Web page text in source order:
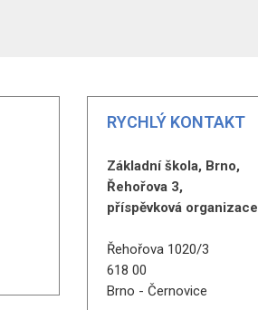
RYCHLÝ KONTAKT
Základní škola, Brno,
Řehořova 3,
příspěvková organizace
Řehořova 1020/3
618 00
Brno - Černovice